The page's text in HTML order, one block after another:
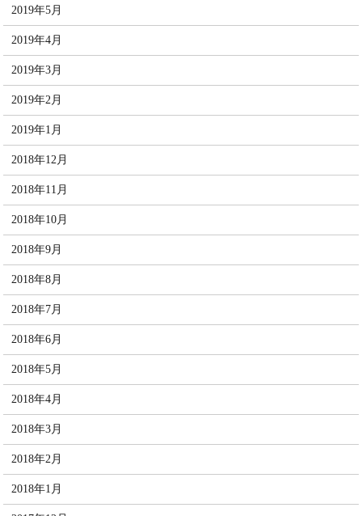
2019年5月
2019年4月
2019年3月
2019年2月
2019年1月
2018年12月
2018年11月
2018年10月
2018年9月
2018年8月
2018年7月
2018年6月
2018年5月
2018年4月
2018年3月
2018年2月
2018年1月